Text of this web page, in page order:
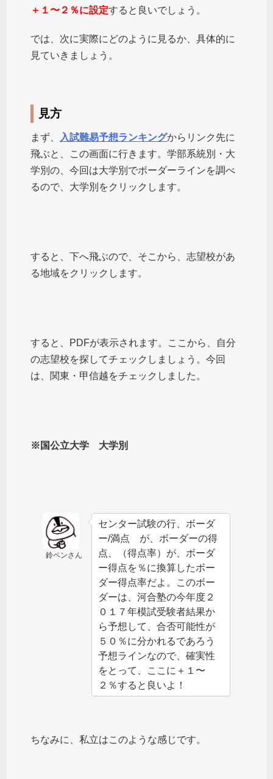
＋１〜２％に設定すると良いでしょう。
では、次に実際にどのように見るか、具体的に
見ていきましょう。
見方
まず、 入試難易予想ランキングからリンク先に
飛ぶと、この画面に行きます。学部系統別・大
学別の、今回は大学別でボーダーラインを調べ
るので、大学別をクリックします。
すると、下へ飛ぶので、そこから、志望校があ
る地域をクリックします。
すると、PDFが表示されます。ここから、自分
の志望校を探してチェックしましょう。今回
は、関東・甲信越をチェックしました。
※国公立大学 大学別
鈴ペンさん
センター試験の行、ボーダ
ー/満点 が、ボーダーの得
点、（得点率）が、ボーダ
ー得点を％に換算したボー
ダー得点率だよ。このボー
ダーは、河合塾の今年度２
０１７年模試受験者結果か
ら予想して、合否可能性が
５０％に分かれるであろう
予想ラインなので、確実性
をとって、ここに＋１〜
２％すると良いよ！
ちなみに、私立はこのような感じです。